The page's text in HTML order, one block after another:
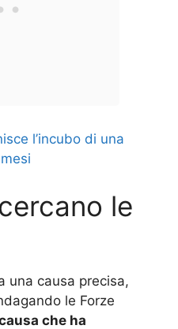
l’incubo di una
le
una causa precisa,
le Forze
che ha